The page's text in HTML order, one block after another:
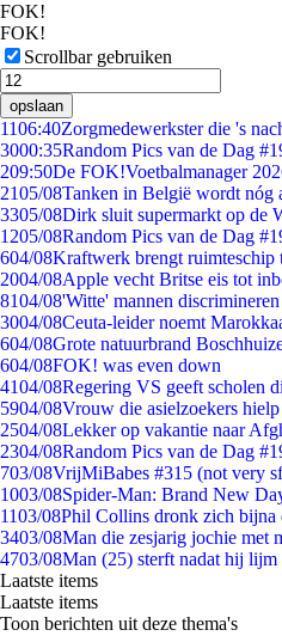
FOK!
FOK!
Scrollbar gebruiken
opslaan
1106:40Zorgmedewerkster die 's
3000:35Random Pics van de Dag
209:50De FOK!Voetbalmanager
2105/08Tanken in België wordt nóg
3305/08Dirk sluit supermarkt op de
1205/08Random Pics van de Dag
604/08Kraftwerk brengt ruimteschip
2004/08Apple vecht Britse eis tot
8104/08'Witte' mannen
3004/08Ceuta-leider noemt
604/08Grote natuurbrand
604/08FOK! was even down
4104/08Regering VS geeft scholen
5904/08Vrouw die asielzoekers
2504/08Lekker op vakantie naar
2304/08Random Pics van de Dag
703/08VrijMiBabes #315 (not very
1003/08Spider-Man: Brand New
1103/08Phil Collins dronk zich bijna
3403/08Man die zesjarig jochie met
4703/08Man (25) sterft nadat hij
Laatste items
Laatste items
Toon berichten uit deze thema's